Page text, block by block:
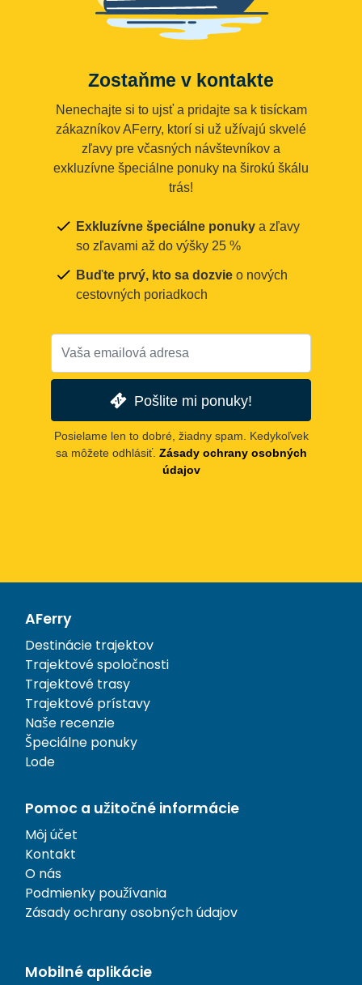
Zostaňme v kontakte
Nenechajte si to ujsť a pridajte sa k tisíckam
zákazníkov AFerry, ktorí si už užívajú skvelé
zľavy pre včasných návštevníkov a
exkluzívne špeciálne ponuky na širokú škálu
trás!
Exkluzívne špeciálne ponuky a zľavy
so zľavami až do výšky 25 %
Buďte prvý, kto sa dozvie o nových
cestovných poriadkoch
Pošlite mi ponuky!
Posielame len to dobré, žiadny spam. Kedykoľvek
sa môžete odhlásiť. Zásady ochrany osobných
údajov
AFerry
Destinácie trajektov
Trajektové spoločnosti
Trajektové trasy
Trajektové prístavy
Naše recenzie
Špeciálne ponuky
Lode
Pomoc a užitočné informácie
Môj účet
Kontakt
O nás
Podmienky používania
Zásady ochrany osobných údajov
Mobilné aplikácie